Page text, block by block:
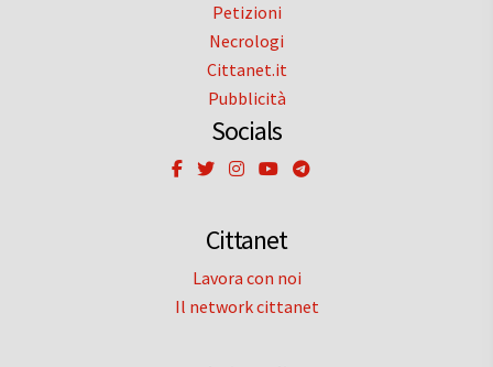
Petizioni
Necrologi
Cittanet.it
Pubblicità
Socials
Cittanet
Lavora con noi
Il network cittanet